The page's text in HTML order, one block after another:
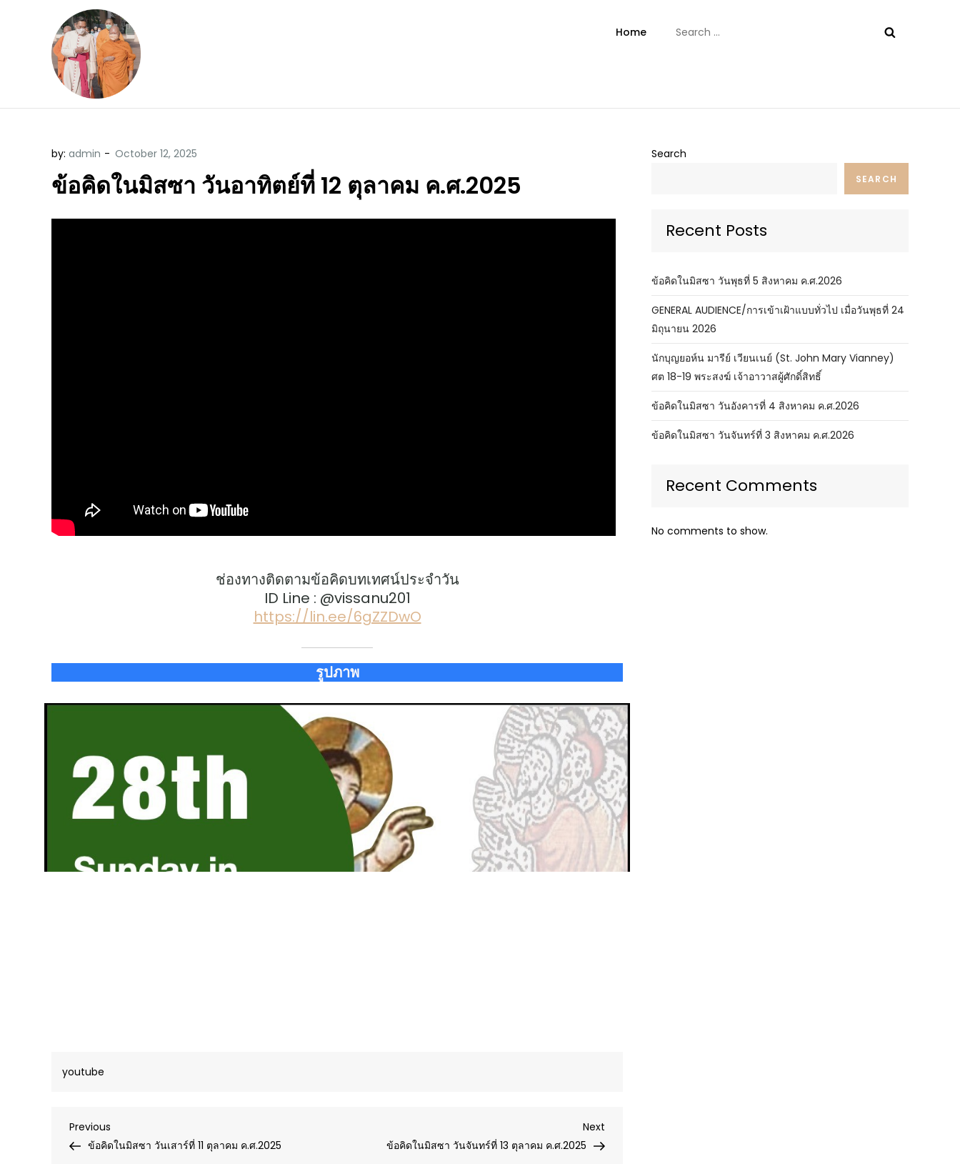
Home
for:
by: admin
ข้อคิดในมิสซา วันอาทิตย์ที่ 12 ตุลาคม ค.ศ.2025
ช่องทางติดตามข้อคิดบทเทศน์ประจำวัน
ID Line : @vissanu201
https://lin.ee/6gZZDwO
รูปภาพ
youtube
Post
Previous
Post
Previous
ข้อคิดในมิสซา วันเสาร์ที่ 11 ตุลาคม ค.ศ.2025
Post
Next
ข้อคิดในมิสซา วันจันทร์ที่ 13 ตุลาคม ค.ศ.2025
Search
SEARCH
Recent Posts
ข้อคิดในมิสซา วันพุธที่ 5 สิงหาคม ค.ศ.2026
GENERAL AUDIENCE/การเข้าเฝ้าแบบทั่วไป เมื่อวันพุธที่ 24
มิถุนายน 2026
นักบุญยอห์น มารีย์ เวียนเนย์ (St. John Mary Vianney)
ศต 18-19 พระสงฆ์ เจ้าอาวาสผู้ศักดิ์สิทธิ์
ข้อคิดในมิสซา วันอังคารที่ 4 สิงหาคม ค.ศ.2026
ข้อคิดในมิสซา วันจันทร์ที่ 3 สิงหาคม ค.ศ.2026
Recent Comments
No comments to show.